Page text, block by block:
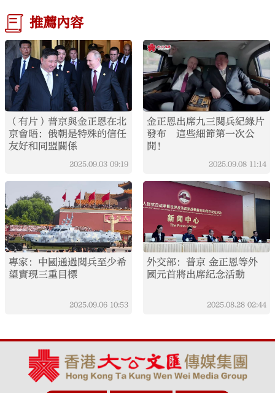
推薦內容
（有片）普京與金正恩在北
京會晤：俄朝是特殊的信任
友好和同盟關係
2025.09.03 09:19
金正恩出席九三閱兵紀錄片
發布 這些細節第一次公
開！
2025.09.08 11:14
專家：中國通過閱兵至少希
望實現三重目標
2025.09.06 10:53
外交部：普京 金正恩等外
國元首將出席紀念活動
2025.08.28 02:44